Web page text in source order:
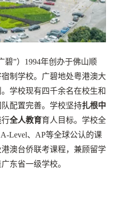
碧”）1994年创办于佛山顺
制学校。广碧地处粤港澳大
学校现有四千余名在校生和
配置完善。学校坚持扎根中
行全人教育育人目标。学校全
Level、AP等全球公认的课
澳台侨联考课程，兼顾留学
东省一级学校。